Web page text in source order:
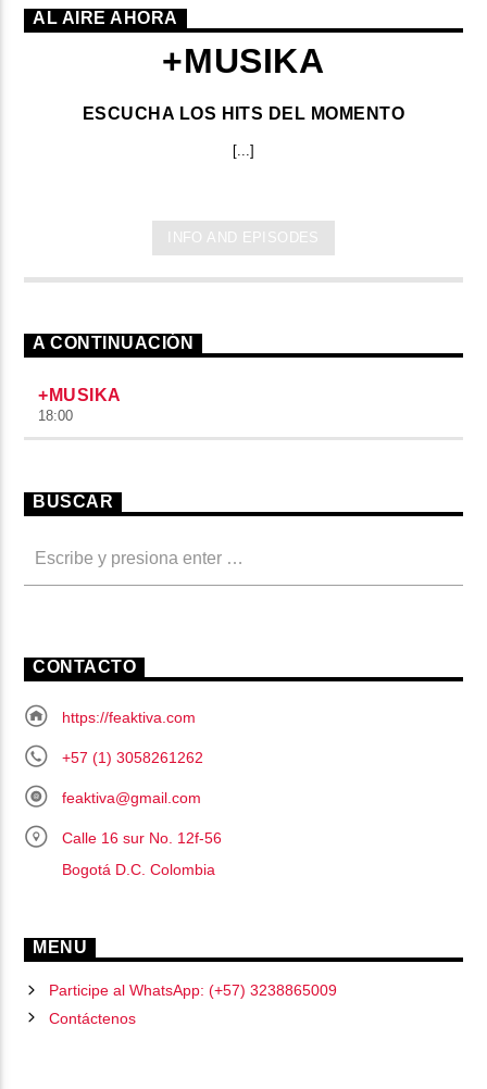
AL AIRE AHORA
+MUSIKA
ESCUCHA LOS HITS DEL MOMENTO
[...]
INFO AND EPISODES
A CONTINUACIÓN
+MUSIKA
18:00
BUSCAR
CONTACTO
https://feaktiva.com
+57 (1) 3058261262
feaktiva@gmail.com
Calle 16 sur No. 12f-56
Bogotá D.C. Colombia
MENU
Participe al WhatsApp: (+57) 3238865009
Contáctenos